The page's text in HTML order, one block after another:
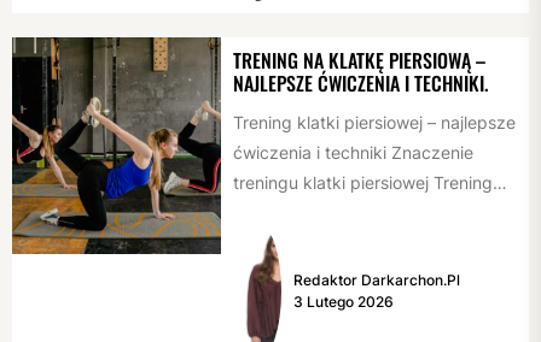
TRENING NA KLATKĘ PIERSIOWĄ –
NAJLEPSZE ĆWICZENIA I TECHNIKI.
Trening klatki piersiowej – najlepsze
ćwiczenia i techniki Znaczenie
treningu klatki piersiowej Trening
budowania silnej...
Redaktor Darkarchon.pl
3 Lutego 2026